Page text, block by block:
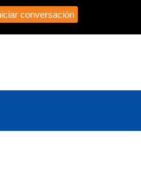
conversación